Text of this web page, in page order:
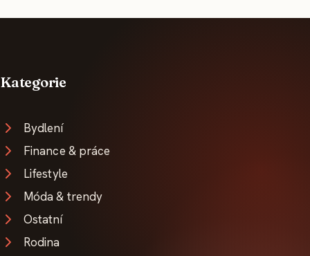
Kategorie
Bydlení
Finance & práce
Lifestyle
Móda & trendy
Ostatní
Rodina